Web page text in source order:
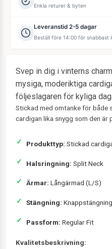
Enkla returer & byten
Leveranstid 2-5 dagar
Beställ före 14:00 för snabbast
Svep in dig i vinterns
mysiga, moderiktiga
följeslagaren för kyliga
Stickad med omtanke för både
cardigan lika snygg som den är
Produkttyp: Stickad
Halsringning: Split Neck
Ärmar: Långärmad (L/S)
Stängning: Knappstängning
Passform: Regular Fit
Kvalitetsbeskrivning: